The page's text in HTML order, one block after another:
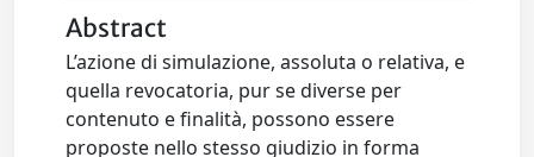
Abstract
L’azione di simulazione, assoluta o relativa, e
quella revocatoria, pur se diverse per
contenuto e finalità, possono essere
proposte nello stesso giudizio in forma